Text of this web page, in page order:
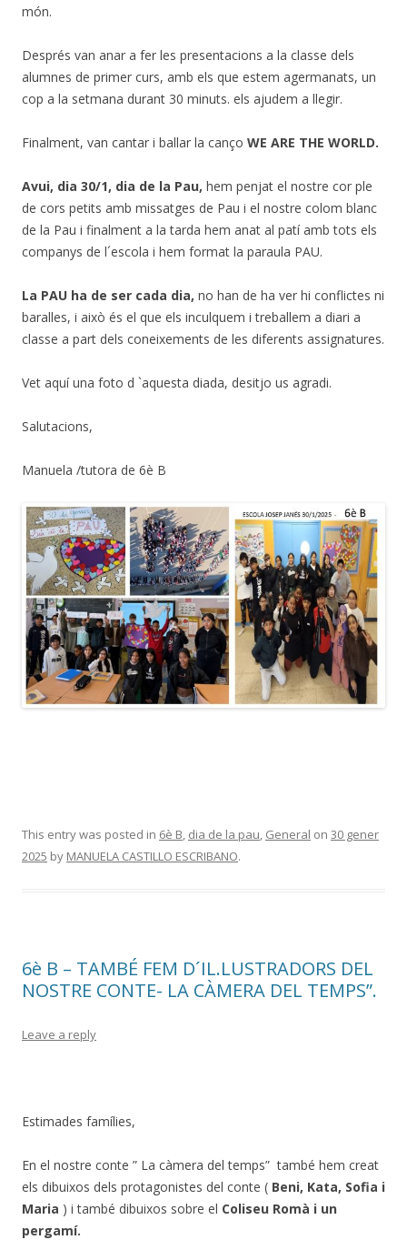
món.
Després van anar a fer les presentacions a la classe dels
alumnes de primer curs, amb els que estem agermanats, un
cop a la setmana durant 30 minuts. els ajudem a llegir.
Finalment, van cantar i ballar la canço WE ARE THE WORLD.
Avui, dia 30/1, dia de la Pau, hem penjat el nostre cor ple
de cors petits amb missatges de Pau i el nostre colom blanc
de la Pau i finalment a la tarda hem anat al patí amb tots els
companys de l´escola i hem format la paraula PAU.
La PAU ha de ser cada dia, no han de ha ver hi conflictes ni
baralles, i això és el que els inculquem i treballem a diari a
classe a part dels coneixements de les diferents assignatures.
Vet aquí una foto d `aquesta diada, desitjo us agradi.
Salutacions,
Manuela /tutora de 6è B
This entry was posted in 6è B, dia de la pau, General on 30 gener
2025 by MANUELA CASTILLO ESCRIBANO.
6è B – TAMBÉ FEM D´IL.LUSTRADORS DEL
NOSTRE CONTE- LA CÀMERA DEL TEMPS”.
Leave a reply
Estimades famílies,
En el nostre conte ” La càmera del temps” també hem creat
els dibuixos dels protagonistes del conte ( Beni, Kata, Sofia i
Maria ) i també dibuixos sobre el Coliseu Romà i un
pergamí.